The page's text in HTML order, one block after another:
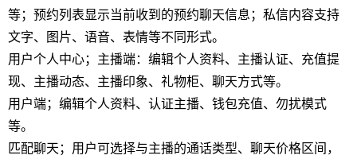
等；预约列表显示当前收到的预约聊天信息；私信内容支持
文字、图片、语音、表情等不同形式。
用户个人中心；主播端：编辑个人资料、主播认证、充值提
现、主播动态、主播印象、礼物柜、聊天方式等。
用户端；编辑个人资料、认证主播、钱包充值、勿扰模式
等。
匹配聊天；用户可选择与主播的通话类型、聊天价格区间，